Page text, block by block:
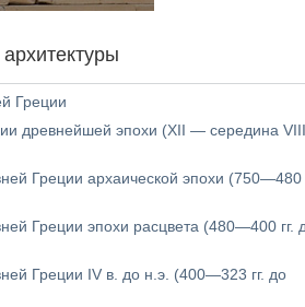
Греции
древнейшей эпохи (XII — середина VIII
Греции архаической эпохи (750—480
Греции эпохи расцвета (480—400 гг.
Греции IV в. до н.э. (400—323 гг. до